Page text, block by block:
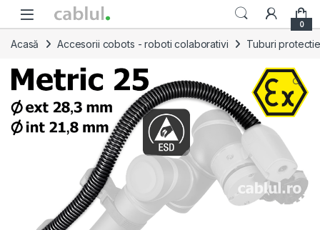
Skip to navigation
Skip to content
0
Acasă Accesorii cobots - roboti colaborativi Tuburi
🔍